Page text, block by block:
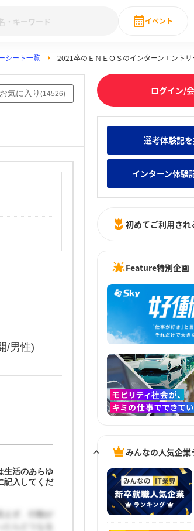
みんなの新卒就職人気企業ランキング みん
28卒 IT・DX現場社員インタビュー
イベント
直近
シート一覧 2021卒のＥＮＥＯＳのインターンエント
お気に入り (14526)
/男性)
生活のあらゆ
記入してくだ
ず、行動が
ログイン/
選考体験記
インターン体験
初めてご利用され
Feature特別企画
みんなの人気企業